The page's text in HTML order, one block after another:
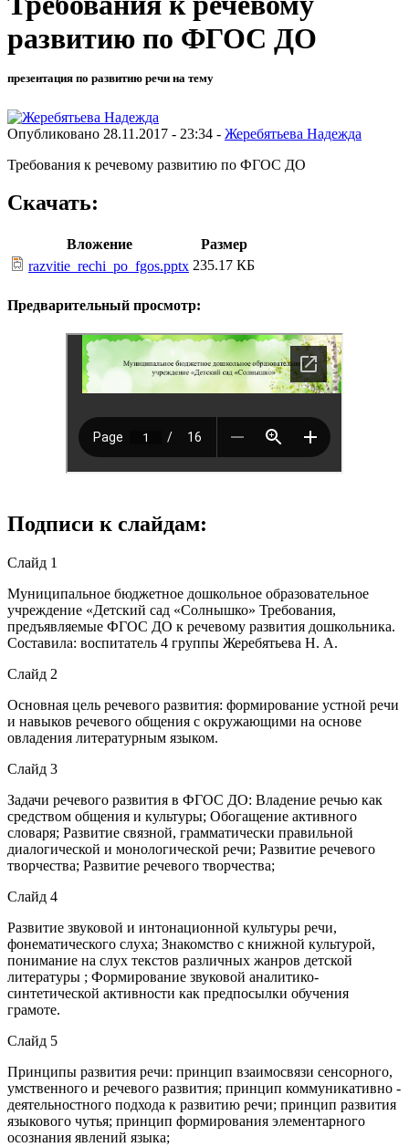
развитию по ФГОС ДО
презентация по развитию речи на тему
Опубликовано 28.11.2017 - 23:34 - Жеребятьева Надежда
Требования к речевому развитию по ФГОС ДО
Скачать:
Вложение
Размер
razvitie_rechi_po_fgos.pptx 235.17 КБ
Предварительный просмотр:
Подписи к слайдам:
Слайд 1
Муниципальное бюджетное дошкольное образовательное
учреждение «Детский сад «Солнышко» Требования,
предъявляемые ФГОС ДО к речевому развития дошкольника.
Составила: воспитатель 4 группы Жеребятьева Н. А.
Слайд 2
Основная цель речевого развития: формирование устной речи
и навыков речевого общения с окружающими на основе
овладения литературным языком.
Слайд 3
Задачи речевого развития в ФГОС ДО: Владение речью как
средством общения и культуры; Обогащение активного
словаря; Развитие связной, грамматически правильной
диалогической и монологической речи; Развитие речевого
творчества; Развитие речевого творчества;
Слайд 4
Развитие звуковой и интонационной культуры речи,
фонематического слуха; Знакомство с книжной культурой,
понимание на слух текстов различных жанров детской
литературы ; Формирование звуковой аналитико-
синтетической активности как предпосылки обучения
грамоте.
Слайд 5
Принципы развития речи: принцип взаимосвязи сенсорного,
умственного и речевого развития; принцип коммуникативно -
деятельностного подхода к развитию речи; принцип развития
языкового чутья; принцип формирования элементарного
осознания явлений языка;